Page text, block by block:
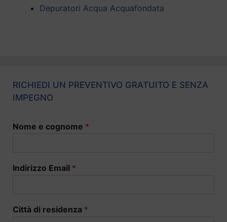
Depuratori Acqua Acquafondata
RICHIEDI UN PREVENTIVO GRATUITO E SENZA
IMPEGNO
Nome e cognome *
Indirizzo Email *
Città di residenza *